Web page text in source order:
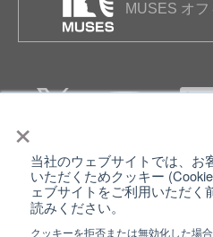
×
当社のウェブサイトでは、お
いただくためクッキー
ェブサイトをご利用いただく
読みください。
クッキーを拒否または無効化した場
MUSES オフ
個人情報保護について
クッキーポリシー